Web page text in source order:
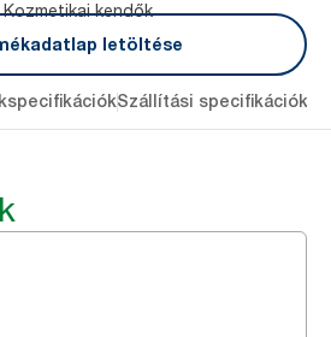
Kozmetikai kendők
letöltése
Szállítási specifikációk